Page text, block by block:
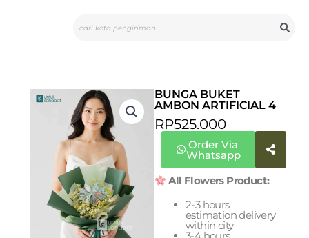
BUNGA BUKET
AMBON ARTIFICIAL 4
RP525.000
Order Via
Whatsapp
All Flowers Product:
2-3 hours
estimation delivery
within city